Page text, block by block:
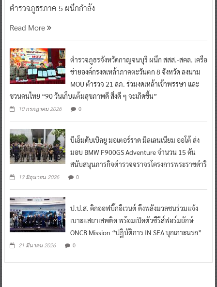
ตำรวจภูธรภาค 5 ผนึกกำลัง
Read More
ตำรวจภูธรจังหวัดกาญจนบุรี ผนึก สสส.-สคล. เครือ
ข่ายองค์กรงดเหล้าภาคตะวันตก 8 จังหวัด ลงนาม
MOU ตำรวจ 21 สภ. ร่วมงดเหล้าเข้าพรรษา และ
ชวนคนไทย “90 วันเก็บแต้มสุขภาพดี สิ่งดี ๆ จะเกิดขึ้น”
10 กรกฎาคม 2026 0
บีเอ็มดับเบิลยู มอเตอร์ราด มิลเลนเนียม ออโต้ ส่ง
มอบ BMW F900GS Adventure จำนวน 15 คัน
สนับสนุนภารกิจตำรวจจราจรโครงการพระราชดำริ
13 มิถุนายน 2026 0
ป.ป.ส. คิกออฟบิ๊กอีเวนต์ ดึงพลังมวลชนร่วมแจ้ง
เบาะแสยาเสพติด พร้อมเปิดตัวซีรีส์ฟอร์มยักษ์
ONCB Mission “ปฏิบัติการ IN SEA บุกเกาะนรก”
21 มีนาคม 2026 0